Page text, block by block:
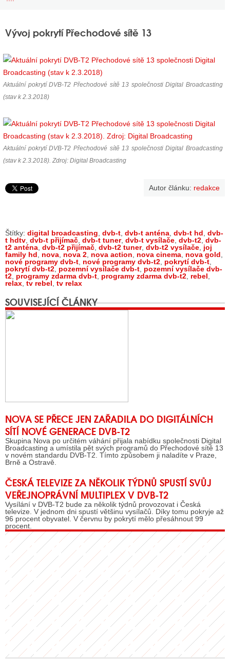
Vývoj pokrytí Přechodové sítě 13
Aktuální pokrytí DVB-T2 Přechodové sítě 13 společnosti Digital Broadcasting
(stav k 2.3.2018)
Aktuální pokrytí DVB-T2 Přechodové sítě 13 společnosti Digital Broadcasting
(stav k 2.3.2018). Zdroj: Digital Broadcasting
Autor článku: redakce
Štítky: digital broadcasting dvb-t dvb-t anténa dvb-t hd dvb-
t hdtv dvb-t přijímač dvb-t tuner, dvb-t vysílače dvb-t2 dvb-
t2 anténa dvb-t2 přijímač dvb-t2 tuner, dvb-t2 vysílače joj
family hd
nova nova 2 nova action nova cinema nova gold
nové programy dvb-t nové programy dvb-t2 pokrytí dvb-t
pokrytí dvb-t2 pozemní vysílače dvb-t pozemní vysílače dvb-
t2 programy zdarma dvb-t programy zdarma dvb-t2 rebel
relax tv rebel tv relax
SOUVISEJÍCÍ ČLÁNKY
NOVA SE PŘECE JEN ZAŘADILA DO DIGITÁLNÍCH
SÍTÍ NOVÉ GENERACE DVB-T2
Skupina Nova po určitém váhání přijala nabídku společnosti Digital
Broadcasting a umístila pět svých programů do Přechodové sítě 13
v novém standardu DVB-T2. Tímto způsobem ji naladíte v Praze,
Brně a Ostravě.
ČESKÁ TELEVIZE ZA NĚKOLIK TÝDNŮ SPUSTÍ SVŮJ
VEŘEJNOPRÁVNÍ MULTIPLEX V DVB-T2
Vysílání v DVB-T2 bude za několik týdnů provozovat i Česká
televize. V jednom dni spustí většinu vysílačů. Díky tomu pokryje až
96 procent obyvatel. V červnu by pokrytí mělo přesáhnout 99
procent.